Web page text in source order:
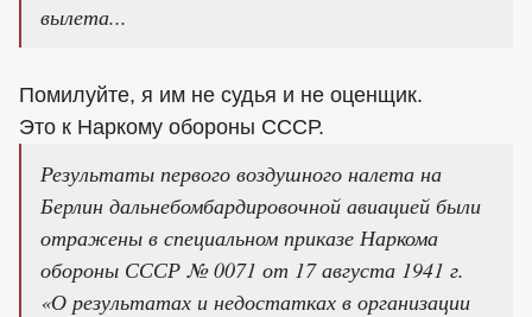
вылета...
Помилуйте, я им не судья и не оценщик.
Это к Наркому обороны СССР.
Результаты первого воздушного налета на
Берлин дальнебомбардировочной авиацией были
отражены в специальном приказе Наркома
обороны СССР № 0071 от 17 августа 1941 г.
«О результатах и недостатках в организации